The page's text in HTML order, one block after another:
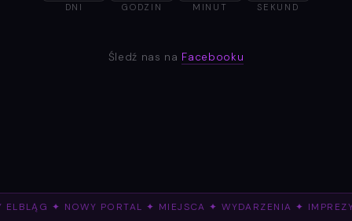
DNI GODZIN MINUT SEKUND
Śledź nas na Facebooku
ELBLĄG ✦ NOWY PORTAL ✦ MIEJSCA ✦ WYDARZENIA ✦